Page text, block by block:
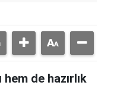
de hazırlık